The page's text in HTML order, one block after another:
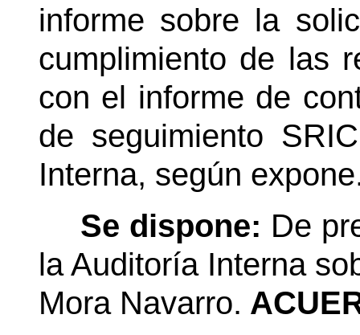
informe sobre la
cumplimiento de las
con el informe de
de seguimiento
Interna, según
Se dispone: De
la Auditoría Interna
Mora Navarro.